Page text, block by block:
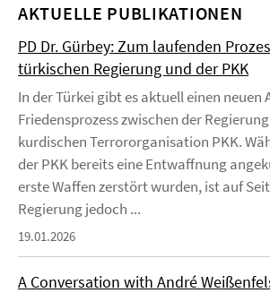
AKTUELLE PUBLIKATIONEN
PD Dr. Gürbey: Zum laufenden
türkischen Regierung und der PKK
In der Türkei gibt es aktuell einen neuen
Friedensprozess zwischen der
kurdischen Terrororganisation PKK.
der PKK bereits eine Entwaffnung
erste Waffen zerstört wurden, ist auf
Regierung jedoch ...
19.01.2026
A Conversation with André